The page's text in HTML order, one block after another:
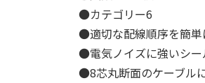
●カテゴリー6
●適切な配線順序を簡単
●電気ノイズに強いシー
●8芯丸断面のケーブル